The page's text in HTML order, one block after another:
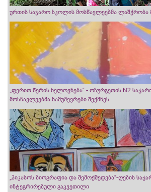
ურთის საჯარო სკოლის მოსწავლეებმა ლაშქრობა
„ფერით წერის ხელოვნება“ - ოზურგეთის N2
მოსწავლეებმა ნამუშევრები შექმნეს
„პიკასოს ბიოგრაფია და შემოქმედება“-ღების
ინტეგრირებული გაკვეთილი